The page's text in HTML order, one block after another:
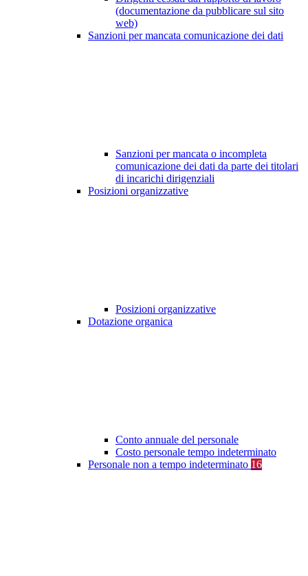
(documentazione da pubblicare sul sito
web)
Sanzioni per mancata comunicazione dei dati
Sanzioni per mancata o incompleta
comunicazione dei dati da parte dei titolari
di incarichi dirigenziali
Posizioni organizzative
Posizioni organizzative
Dotazione organica
Conto annuale del personale
Costo personale tempo indeterminato
Personale non a tempo indeterminato 16